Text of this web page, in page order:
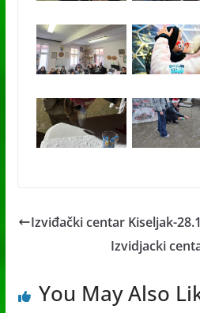
Izviđački centar Kiseljak-
Izvidjacki
You May Also